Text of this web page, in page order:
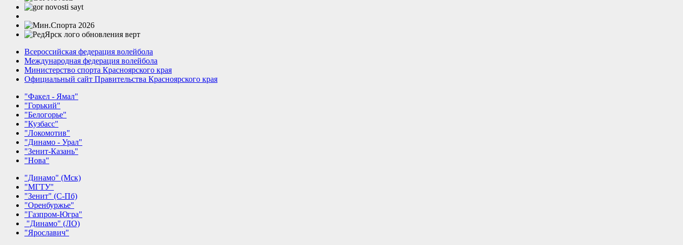
Всероссийская федерация волейбола
Международная федерация волейбола
Министерство спорта Красноярского края
Официальный сайт Правительства Красноярского края
"Факел - Ямал"
"Горький"
"Белогорье"
"Кузбасс"
"Локомотив"
"Динамо - Урал"
"Зенит-Казань"
"Нова"
"Динамо" (Мск)
"МГТУ"
"Зенит" (С-Пб)
"Оренбуржье"
"Газпром-Югра"
"Динамо" (ЛО)
"Ярославич"